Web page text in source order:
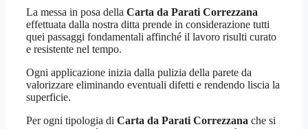
La messa in posa della Carta da Parati Correzzana
effettuata dalla nostra ditta prende in considerazione tutti
quei passaggi fondamentali affinché il lavoro risulti curato
e resistente nel tempo.
Ogni applicazione inizia dalla pulizia della parete da
valorizzare eliminando eventuali difetti e rendendo liscia la
superficie.
Per ogni tipologia di Carta da Parati Correzzana che si